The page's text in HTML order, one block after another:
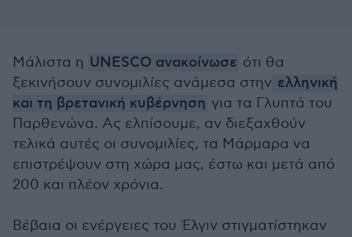
Μάλιστα η UNESCO ανακοίνωσε ότι θα
ξεκινήσουν συνομιλίες ανάμεσα στην ελληνική
και τη βρετανική κυβέρνηση για τα Γλυπτά του
Παρθενώνα. Ας ελπίσουμε, αν διεξαχθούν
τελικά αυτές οι συνομιλίες, τα Μάρμαρα να
επιστρέψουν στη χώρα μας, έστω και μετά από
200 και πλέον χρόνια.
Βέβαια οι ενέργειες του Έλγιν στιγματίστηκαν